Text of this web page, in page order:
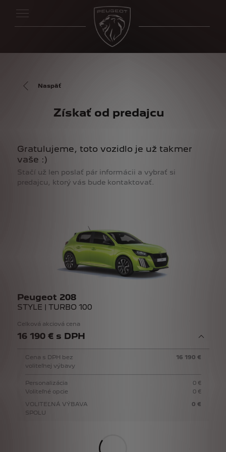
Naspäť
Získať od predajcu
Gratulujeme, toto vozidlo je už takmer
vaše :)
Stačí už len poslať pár informácii a vybrať si
predajcu, ktorý vás bude kontaktovať.
Peugeot 208
STYLE | TURBO 100
Celková akciová cena
16 190 € s DPH
Cena s DPH bez
voliteľnej výbavy
16 190 €
Personalizácia
0 €
Voliteľné opcie
0 €
VOLITEĽNÁ VÝBAVA
SPOLU
0 €